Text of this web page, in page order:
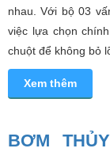
nhau. Với bộ 03
việc lựa chọn
chuột để không bỏ
Xem thêm
BƠM